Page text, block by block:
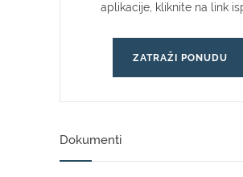
aplikacije, kliknite na link
ZATRAŽI PONUDU
Dokumenti